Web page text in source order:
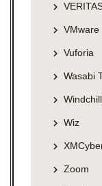
VMware
Vuforia
Wasabi
Windchill
Wiz
Zoom